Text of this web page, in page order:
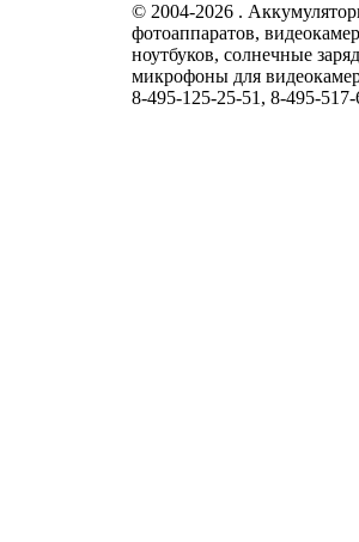
© 2004-2026 .
фотоаппаратов,
ноутбуков, солнечные
микрофоны для
8-495-125-25-51, 8-495-